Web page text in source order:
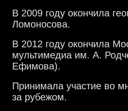
В 2009 году окончила
Ломоносова.
В 2012 году окончила
мультимедиа им. А.
Ефимова).
Принимала участие во
за рубежом.